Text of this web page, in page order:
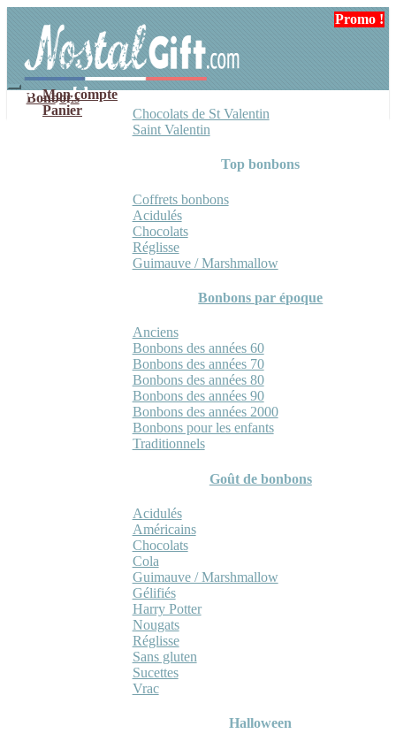
navigation
contenu
Mon compte
Panier
Bonbons
Chocolats de St Valentin
Saint Valentin
Top bonbons
Coffrets bonbons
Acidulés
Chocolats
Réglisse
Guimauve / Marshmallow
Bonbons par époque
Anciens
Bonbons des années 60
Bonbons des années 70
Bonbons des années 80
Bonbons des années 90
Bonbons des années 2000
Bonbons pour les enfants
Traditionnels
Goût de bonbons
Acidulés
Américains
Chocolats
Cola
Guimauve / Marshmallow
Gélifiés
Harry Potter
Nougats
Réglisse
Sans gluten
Sucettes
Vrac
Halloween
Promo !
Promo !
Promo !